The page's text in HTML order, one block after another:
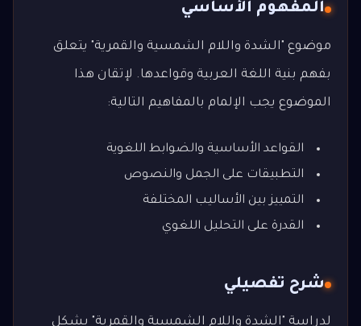
المفهوم الأساسي
موضوع "الشدة واللام الشمسية والقمرية" يتعلق
بفهم بنية اللغة العربية وقواعدها. لإتقان هذا
الموضوع يجب الإلمام بالمفاهيم التالية:
القواعد الأساسية والضوابط اللغوية
التطبيقات على الجمل والنصوص
التمييز بين الأساليب المختلفة
القدرة على التحليل اللغوي
شرح تفصيلي
لدراسة "الشدة واللام الشمسية والقمرية" بشكل